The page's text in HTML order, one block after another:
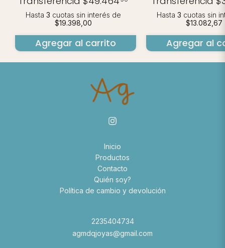
Hasta 3 cuotas sin interés de
$19.398,00
Agregar al carrito
Hasta 3 cuotas sin
$13.082,67
Agregar al
Inicio
Productos
Contacto
Quién soy?
Política de cambio y devolución
2235404734
agmdqjoyas@gmail.com